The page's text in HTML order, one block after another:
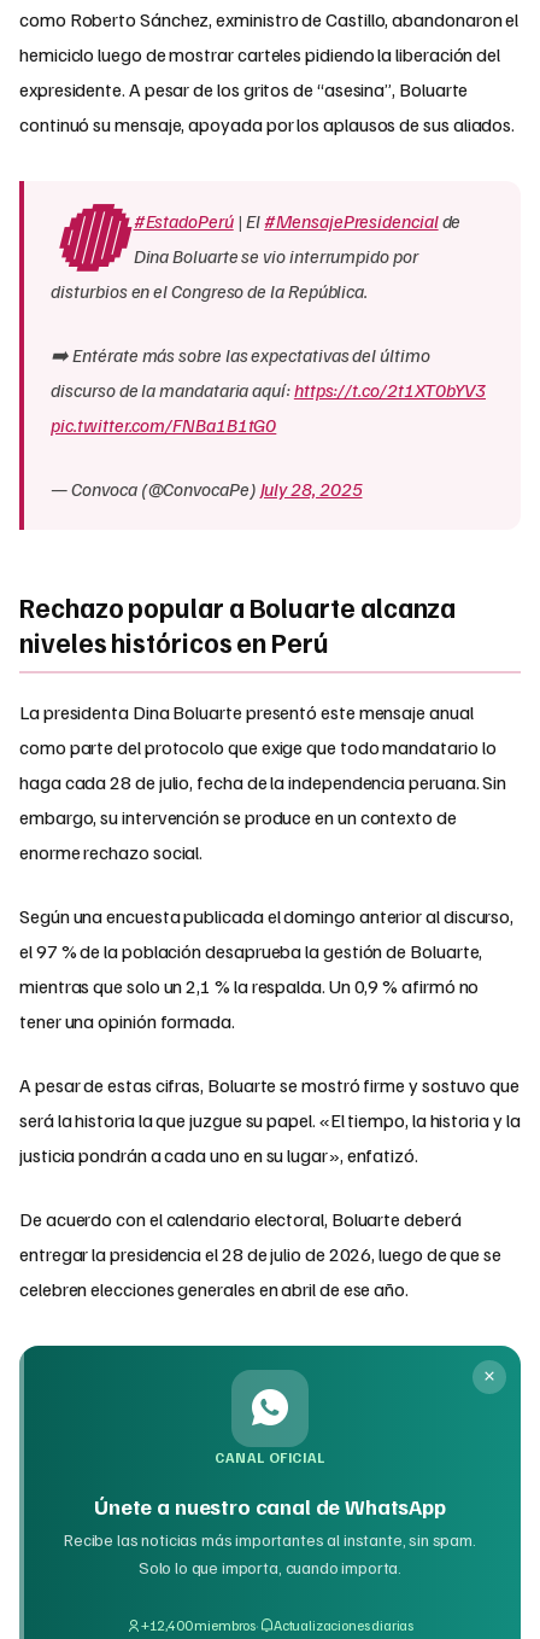
como Roberto Sánchez, exministro de Castillo, abandonaron el
hemiciclo luego de mostrar carteles pidiendo la liberación del
expresidente. A pesar de los gritos de “asesina”, Boluarte
continuó su mensaje, apoyada por los aplausos de sus aliados.
🔴 #EstadoPerú| El#MensajePresidencialde
Dina Boluarte se vio interrumpido por
disturbios en el Congreso de la República.
➡️ Entérate más sobre las expectativas del último
discurso de la mandataria aquí:https://t.co/2t1XT0bYV3
pic.twitter.com/FNBa1B1tG0
— Convoca (@ConvocaPe) July 28, 2025
Rechazo popular a Boluarte alcanza
niveles históricos en Perú
La presidenta Dina Boluarte presentó este mensaje anual
como parte del protocolo que exige que todo mandatario lo
haga cada 28 de julio, fecha de la independencia peruana. Sin
embargo, su intervención se produce en un contexto de
enorme rechazo social.
Según una encuesta publicada el domingo anterior al discurso,
el 97 % de la población desaprueba la gestión de Boluarte,
mientras que solo un 2,1 % la respalda. Un 0,9 % afirmó no
tener una opinión formada.
A pesar de estas cifras, Boluarte se mostró firme y sostuvo que
será la historia la que juzgue su papel. «El tiempo, la historia y la
justicia pondrán a cada uno en su lugar», enfatizó.
De acuerdo con el calendario electoral, Boluarte deberá
entregar la presidencia el 28 de julio de 2026, luego de que se
celebren elecciones generales en abril de ese año.
CANAL OFICIAL
Únete a nuestro canal de WhatsApp
Recibe las noticias más importantes al instante, sin spam.
Solo lo que importa, cuando importa.
+12,400 miembros· Actualizaciones diarias